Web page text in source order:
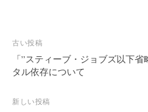
投
稿
ナ
ゲ
古い投稿
「”スティーブ・ジョブズ以下
タル依存について
新しい投稿